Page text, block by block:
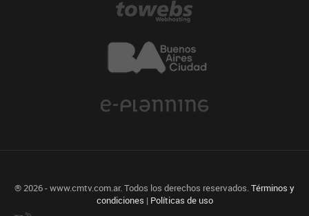
® 2026 - www.cmtv.com.ar. Todos los derechos reservados.Términos y
condiciones | Políticas de uso